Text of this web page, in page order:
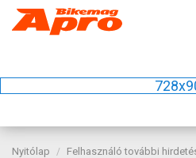
Nyitólap Felhasználó további